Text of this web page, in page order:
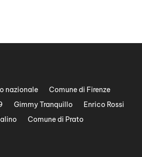
nazionale
Comune di Firenze
Gimmy Tranquillo
Enrico Rossi
Comune di Prato